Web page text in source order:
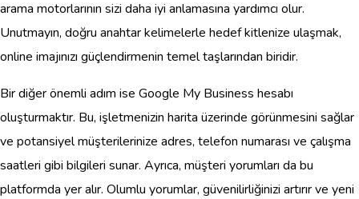
arama motorlarının sizi daha iyi anlamasına yardımcı olur.
Unutmayın, doğru anahtar kelimelerle hedef kitlenize ulaşmak,
online imajınızı güçlendirmenin temel taşlarından biridir.
Bir diğer önemli adım ise Google My Business hesabı
oluşturmaktır. Bu, işletmenizin harita üzerinde görünmesini sağlar
ve potansiyel müşterilerinize adres, telefon numarası ve çalışma
saatleri gibi bilgileri sunar. Ayrıca, müşteri yorumları da bu
platformda yer alır. Olumlu yorumlar, güvenilirliğinizi artırır ve yeni